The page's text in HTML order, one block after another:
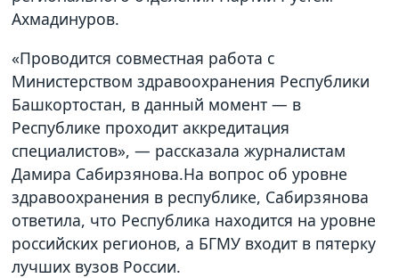
Ахмадинуров.
«Проводится совместная работа с
Министерством здравоохранения Республики
Башкортостан, в данный момент — в
Республике проходит аккредитация
специалистов», — рассказала журналистам
Дамира Сабирзянова.На вопрос об уровне
здравоохранения в республике, Сабирзянова
ответила, что Республика находится на уровне
российских регионов, а БГМУ входит в пятерку
лучших вузов России.